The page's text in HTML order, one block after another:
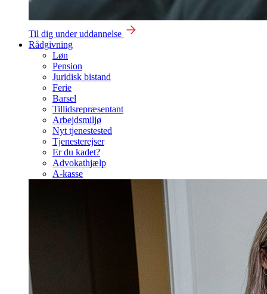
Til dig under uddannelse
Rådgivning
Løn
Pension
Juridisk bistand
Ferie
Barsel
Tillidsrepræsentant
Arbejdsmiljø
Nyt tjenestested
Tjenesterejser
Er du kadet?
Advokathjælp
A-kasse